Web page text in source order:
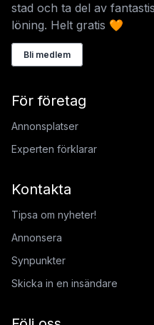
stad och ta del av
löning. Helt gratis 🧡
Bli medlem
För företag
Annonsplatser
Experten förklarar
Kontakta
Tipsa om nyheter!
Annonsera
Synpunkter
Skicka in en insändare